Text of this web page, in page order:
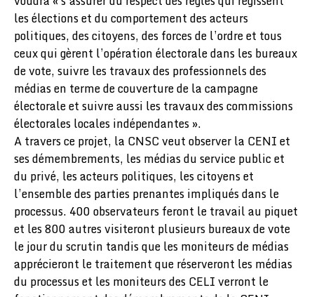
les élections et du comportement des acteurs
politiques, des citoyens, des forces de l’ordre et tous
ceux qui gèrent l’opération électorale dans les bureaux
de vote, suivre les travaux des professionnels des
médias en terme de couverture de la campagne
électorale et suivre aussi les travaux des commissions
électorales locales indépendantes ».
A travers ce projet, la CNSC veut observer la CENI et
ses démembrements, les médias du service public et
du privé, les acteurs politiques, les citoyens et
l’ensemble des parties prenantes impliqués dans le
processus. 400 observateurs feront le travail au piquet
et les 800 autres visiteront plusieurs bureaux de vote
le jour du scrutin tandis que les moniteurs de médias
apprécieront le traitement que réserveront les médias
du processus et les moniteurs des CELI verront le